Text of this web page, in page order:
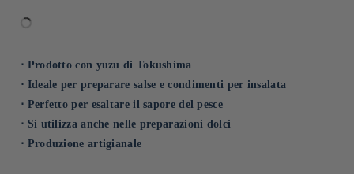
⋅ Prodotto con yuzu di Tokushima
⋅ Ideale per preparare salse e condimenti per insalata
⋅ Perfetto per esaltare il sapore del pesce
⋅ Si utilizza anche nelle preparazioni dolci
⋅ Produzione artigianale